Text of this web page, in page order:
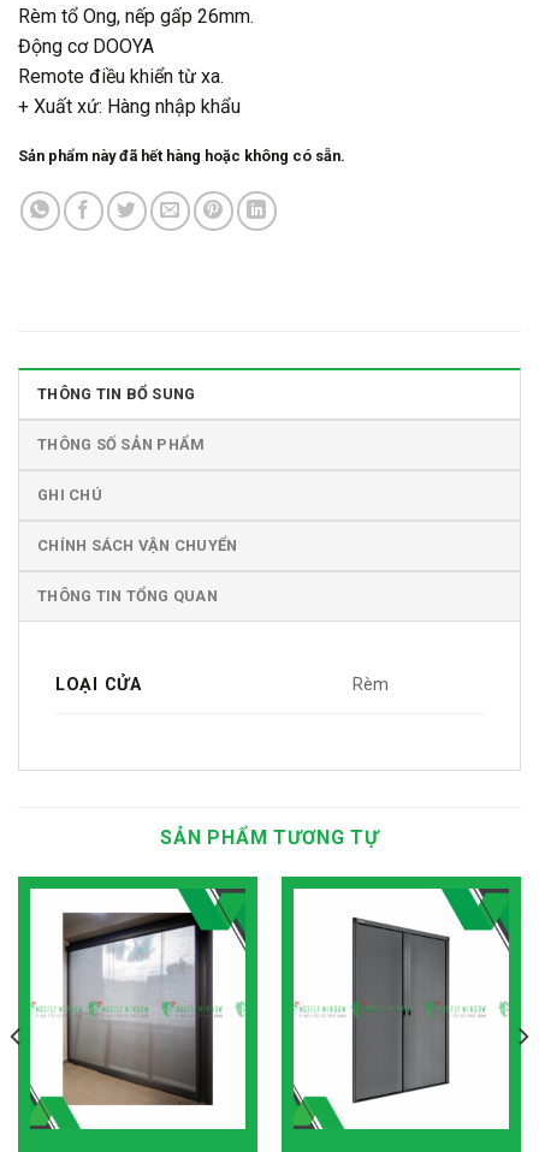
Rèm tổ Ong, nếp gấp 26mm.
Động cơ DOOYA
Remote điều khiển từ xa.
+ Xuất xứ: Hàng nhập khẩu
Sản phẩm này đã hết hàng hoặc không có sẵn.
THÔNG TIN BỔ SUNG
THÔNG SỐ SẢN PHẨM
GHI CHÚ
CHÍNH SÁCH VẬN CHUYỂN
THÔNG TIN TỔNG QUAN
LOẠI CỬA Rèm
SẢN PHẨM TƯƠNG TỰ